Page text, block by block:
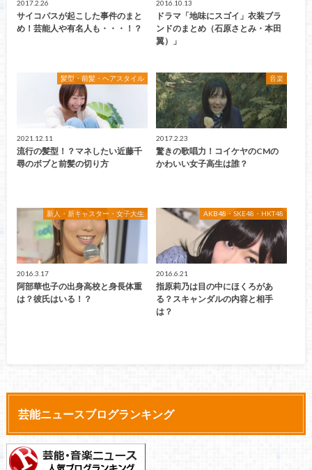
2017.2.26
サイコパスが起こした事件のまと
め！芸能人や有名人も・・・！？
2016.10.13
ドラマ「地味にスゴイ」衣装ブラ
ンドのまとめ（石原さとみ・本田
翼）」
髪型・前髪・ヘアスタイル
2021.12.11
流行の髪型！？マネしたい近藤千
尋のボブと前髪の切り方
音楽
2017.2.23
驚きの歌唱力！コイケヤのCMの
かわいい女子高生は誰？
新人・新キャスター・女子大生
2016.3.17
阿部華也子の出身高校と身長体重
は？彼氏はいる！？
AKB48・SKE48・HKT48
2016.6.21
指原莉乃は目の中にほくろがあ
る？スキャンダルの内容と相手
は？
芸能ニュースブログランキング